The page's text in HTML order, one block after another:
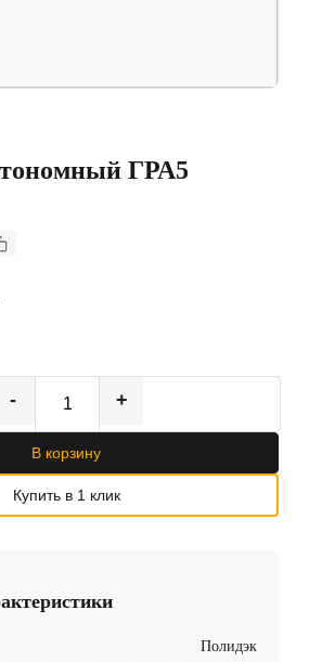
ГРА5
- +
В корзину
Купить в 1 клик
Полидэк